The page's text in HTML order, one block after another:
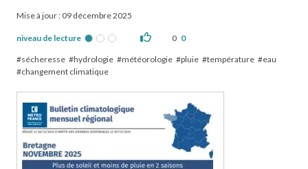
Mise à jour : 09 décembre 2025
niveau de lecture 0 0
sécheresse hydrologie météorologie pluie température
eau
changement climatique